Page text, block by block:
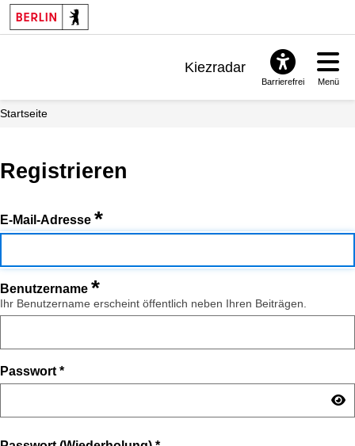
Kiezradar
Barrierefrei Menü
Startseite
Registrieren
E-Mail-Adresse *
Benutzername *
Ihr Benutzername erscheint öffentlich neben Ihren Beiträgen.
Passwort *